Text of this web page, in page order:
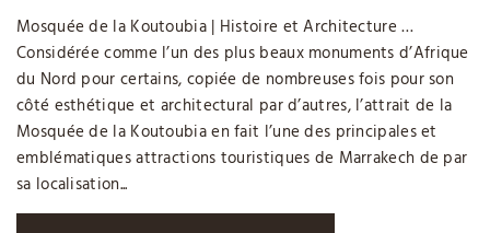
Mosquée de la Koutoubia | Histoire et Architecture …
Considérée comme l’un des plus beaux monuments d’Afrique
du Nord pour certains, copiée de nombreuses fois pour son
côté esthétique et architectural par d’autres, l’attrait de la
Mosquée de la Koutoubia en fait l’une des principales et
emblématiques attractions touristiques de Marrakech de par
sa localisation...